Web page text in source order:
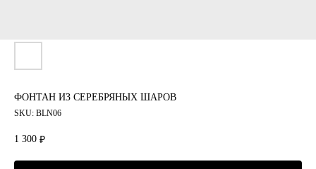
ФОНТАН ИЗ СЕРЕБРЯНЫХ ШАРОВ
SKU: BLN06
1 300 ₽